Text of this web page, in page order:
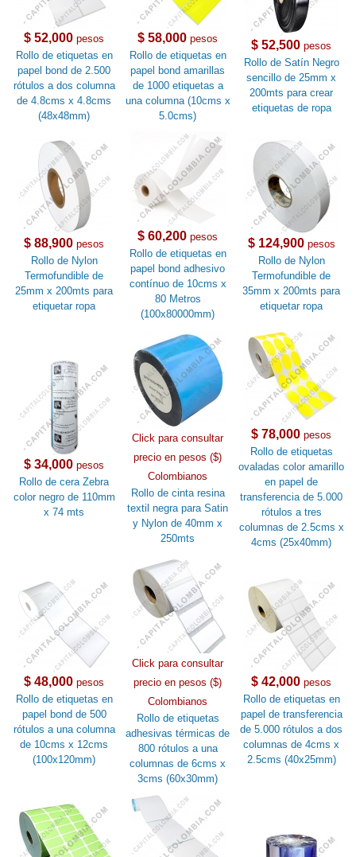
$ 52,000 pesos
Rollo de etiquetas en
papel bond de 2.500
rótulos a dos columna
de 4.8cms x 4.8cms
(48x48mm)
$ 58,000 pesos
Rollo de etiquetas en
papel bond amarillas
de 1000 etiquetas a
una columna (10cms x
5.0cms)
$ 52,500 pesos
Rollo de Satín Negro
sencillo de 25mm x
200mts para crear
etiquetas de ropa
$ 88,900 pesos
Rollo de Nylon
Termofundible de
25mm x 200mts para
etiquetar ropa
$ 60,200 pesos
Rollo de etiquetas en
papel bond adhesivo
contínuo de 10cms x
80 Metros
(100x80000mm)
$ 124,900pesos
Rollo de Nylon
Termofundible de
35mm x 200mts para
etiquetar ropa
$ 34,000 pesos
Rollo de cera Zebra
color negro de 110mm
x 74 mts
Click para consultar
precio en pesos ($)
Colombianos
Rollo de cinta resina
textil negra para Satin
y Nylon de 40mm x
250mts
$ 78,000 pesos
Rollo de etiquetas
ovaladas color amarillo
en papel de
transferencia de 5.000
rótulos a tres
columnas de 2.5cms x
4cms (25x40mm)
$ 48,000 pesos
Rollo de etiquetas en
papel bond de 500
rótulos a una columna
de 10cms x 12cms
(100x120mm)
Click para consultar
precio en pesos ($)
Colombianos
Rollo de etiquetas
adhesivas térmicas de
800 rótulos a una
columnas de 6cms x
3cms (60x30mm)
$ 42,000 pesos
Rollo de etiquetas en
papel de transferencia
de 5.000 rótulos a dos
columnas de 4cms x
2.5cms (40x25mm)